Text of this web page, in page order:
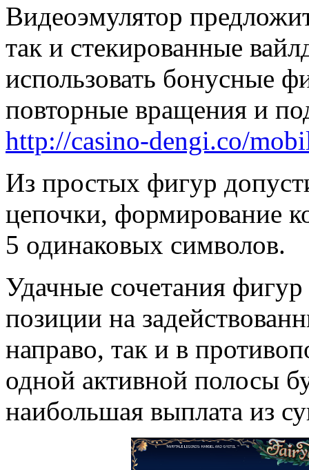
Видеоэмулятор
так и стекированные
использовать бонусные
повторные вращения и
http://casino-dengi.co/
Из простых фигур
цепочки, формирование
5 одинаковых символов.
Удачные сочетания
позиции на
направо, так и в
одной активной полосы
наибольшая выплата из